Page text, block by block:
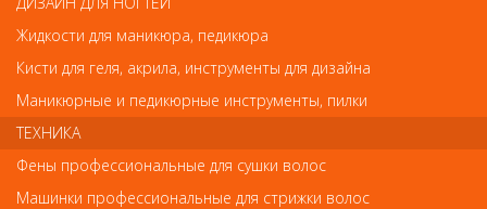
Внешний вид товара «Деваль Расческа для начеса с
на сайте. Несовпадение внешнего вида и комплектности
реального товара с фотографиями и описанием на сайте не
является показателем ненадлежащего качества товара.
Так же советуем посмотреть
Жидкости для маникюра, педикюра
Кисти для геля, акрила, инструменты для дизайна
Маникюрные и педикюрные инструменты, пилки
ТЕХНИКА
Фены профессиональные для сушки волос
Машинки профессиональные для стрижки волос